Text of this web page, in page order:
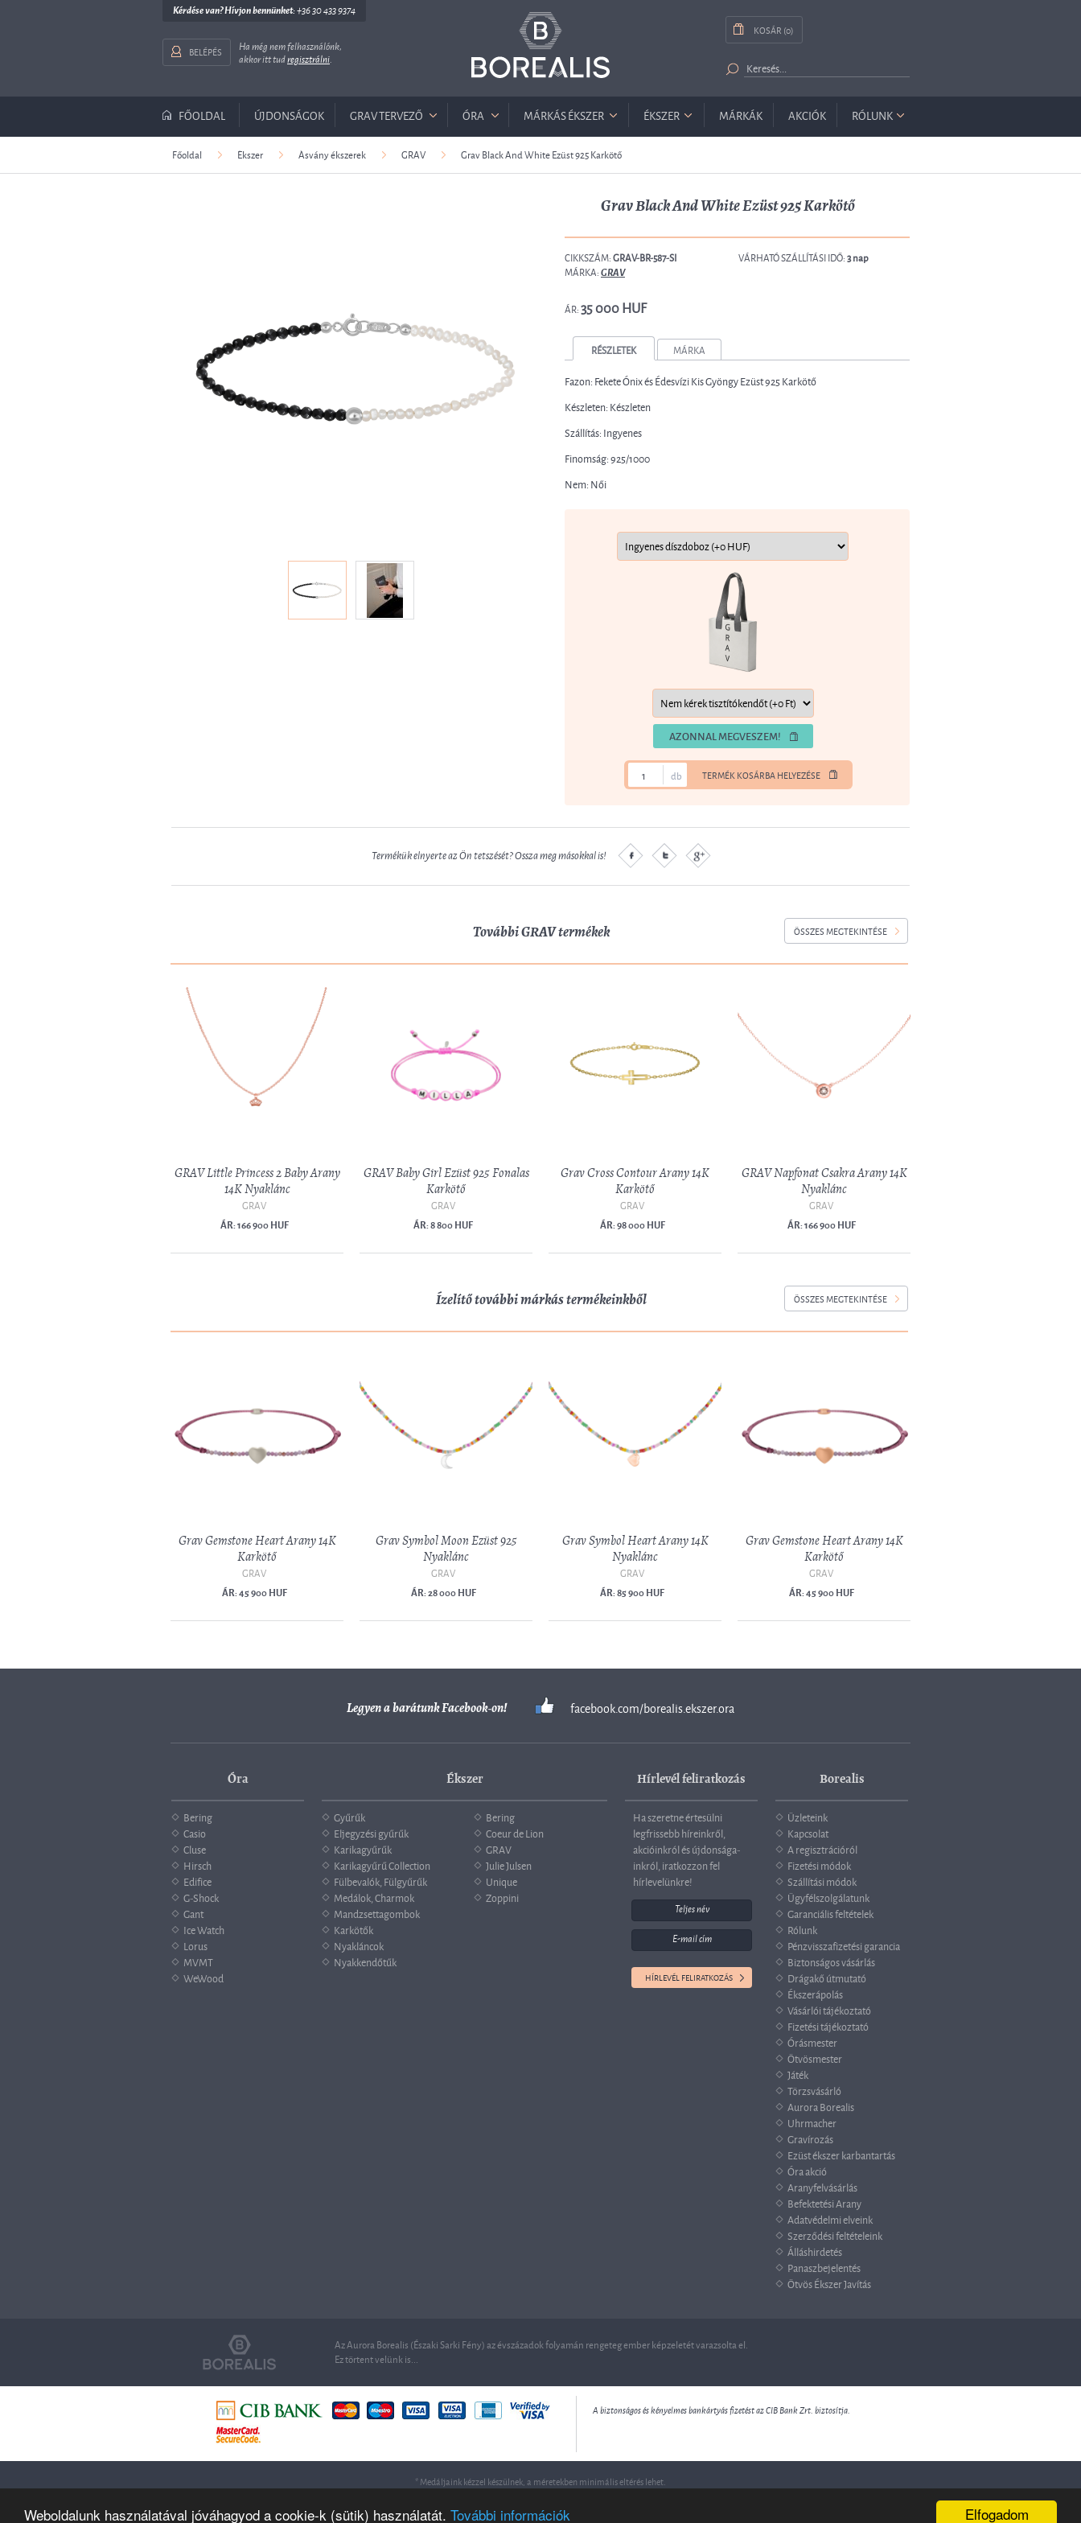
Elfogadom
Weboldalunk használatával jóváhagyod a cookie-k (sütik) használatát. További információk
Kérdése van? Hívjon bennünket:+36 30 433 9374
BELÉPÉS
Ha még nem felhasználónk,
akkor itt tudregisztrálni.
KOSÁR (0)
FŐOLDAL ÚJDONSÁGOK GRAV TERVEZŐ ÓRA MÁRKÁS ÉKSZER ÉKSZER MÁRKÁK AKCIÓK RÓLUNK
Főoldal Ékszer Ásvány ékszerek GRAV Grav Black And White Ezüst 925 Karkötő
Grav Black And White Ezüst 925 Karkötő
CIKKSZÁM:GRAV-BR-587-SI
MÁRKA:GRAV
VÁRHATÓ SZÁLLÍTÁSI IDŐ:3 nap
ÁR:35 000 HUF
RÉSZLETEK MÁRKA
Fazon: Fekete Ónix és Édesvízi Kis Gyöngy Ezüst 925 Karkötő
Készleten: Készleten
Szállítás: Ingyenes
Finomság: 925/1000
Nem: Női
AZONNAL MEGVESZEM!
db TERMÉK KOSÁRBA HELYEZÉSE
Termékük elnyerte az Ön tetszését? Ossza meg másokkal is!
ÖSSZES MEGTEKINTÉSE
További GRAV termékek
GRAV Little Princess 2 Baby Arany
14K Nyaklánc
GRAV
ÁR: 166 900 HUF
GRAV Baby Girl Ezüst 925 Fonalas
Karkötő
GRAV
ÁR: 8 800 HUF
Grav Cross Contour Arany 14K
Karkötő
GRAV
ÁR: 98 000 HUF
GRAV Napfonat Csakra Arany 14K
Nyaklánc
GRAV
ÁR: 166 900 HUF
ÖSSZES MEGTEKINTÉSE
Ízelítő további márkás termékeinkből
Grav Gemstone Heart Arany 14K
Karkötő
GRAV
ÁR: 45 900 HUF
Grav Symbol Moon Ezüst 925
Nyaklánc
GRAV
ÁR: 28 000 HUF
Grav Symbol Heart Arany 14K
Nyaklánc
GRAV
ÁR: 85 900 HUF
Grav Gemstone Heart Arany 14K
Karkötő
GRAV
ÁR: 45 900 HUF
Legyen a barátunk Facebook-on! facebook.com/borealis.ekszer.ora
Óra
Bering
Casio
Cluse
Hirsch
Edifice
G-Shock
Gant
Ice Watch
Lorus
MVMT
WeWood
Ékszer
Gyűrűk
Eljegyzési gyűrűk
Karikagyűrűk
Karikagyűrű Collection
Fülbevalók, Fülgyűrűk
Medálok, Charmok
Mandzsettagombok
Karkötők
Nyakláncok
Nyakkendőtűk
Bering
Coeur de Lion
GRAV
Julie Julsen
Unique
Zoppini
Hírlevél feliratkozás
Ha szeretne értesülni
legfrissebb híreinkről,
akcióinkról és újdonsága-
inkról, iratkozzon fel
hírlevelünkre!
Borealis
Üzleteink
Kapcsolat
A regisztrációról
Fizetési módok
Szállítási módok
Ügyfélszolgálatunk
Garanciális feltételek
Rólunk
Pénzvisszafizetési garancia
Biztonságos vásárlás
Drágakő útmutató
Ékszerápolás
Vásárlói tájékoztató
Fizetési tájékoztató
Órásmester
Ötvösmester
Játék
Törzsvásárló
Aurora Borealis
Uhrmacher
Gravírozás
Ezüst ékszer karbantartás
Óra akció
Aranyfelvásárlás
Befektetési Arany
Adatvédelmi elveink
Szerződési feltételeink
Álláshirdetés
Panaszbejelentés
Ötvös Ékszer Javítás
Az Aurora Borealis (Északi Sarki Fény) az évszázadok folyamán rengeteg ember képzeletét varazsolta el.
Ez törtent velünk is...
A biztonságos és kényelmes bankártyás fizetést az CIB Bank Zrt. biztosítja.
* Medáljaink kézzel készülnek, a méretekben minimális eltérés lehet.
Founded Sopron | Copyright © Borealis Ékszer és Óra. | Minden jog fentartva. | Design and site by